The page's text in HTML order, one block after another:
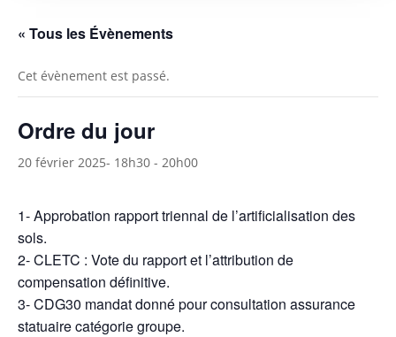
« Tous les Évènements
Cet évènement est passé.
Ordre du jour
20 février 2025- 18h30 - 20h00
1- Approbation rapport triennal de l’artificialisation des
sols.
2- CLETC : Vote du rapport et l’attribution de
compensation définitive.
3- CDG30 mandat donné pour consultation assurance
statuaire catégorie groupe.